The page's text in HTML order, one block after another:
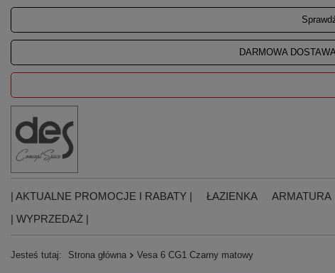
DARMOWA
| AKTUALNE PROMOCJE I RABATY | ŁAZIENKA ARMATURA
| WYPRZEDAŻ |
Jesteś tutaj: Strona główna Vesa 6 CG1 Czarny matowy